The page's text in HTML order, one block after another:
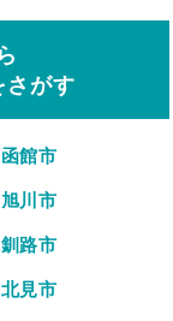
さがす
函館市
旭川市
釧路市
北見市